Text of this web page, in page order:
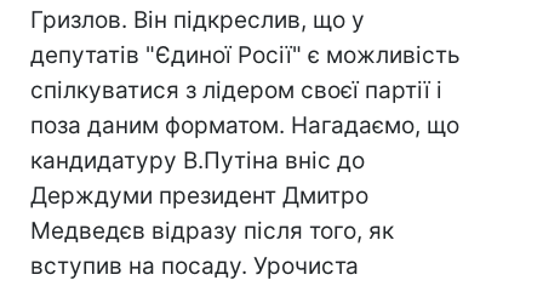
Гризлов. Він підкреслив, що у
депутатів "Єдиної Росії" є можливість
спілкуватися з лідером своєї партії і
поза даним форматом. Нагадаємо, що
кандидатуру В.Путіна вніс до
Держдуми президент Дмитро
Медведєв відразу після того, як
вступив на посаду. Урочиста